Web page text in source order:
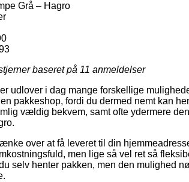
Grå – Hagro
baseret på 11 anmeldelser
udlover i dag mange forskellige
pakkeshop, fordi du dermed nemt kan
vældig bekvem, samt ofte ydermere
over at få leveret til din
men lige så vel ret så
selv henter pakken, men den mulighed